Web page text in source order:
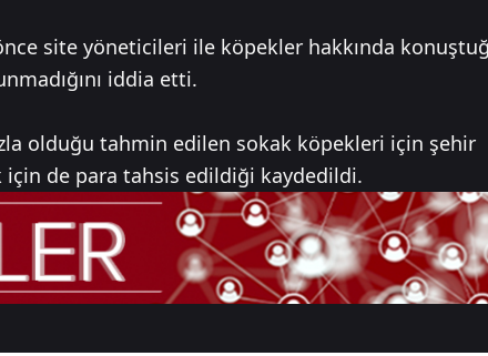
site yöneticileri ile köpekler hakkında
iddia etti.
olduğu tahmin edilen sokak köpekleri için şehir
için de para tahsis edildiği kaydedildi.